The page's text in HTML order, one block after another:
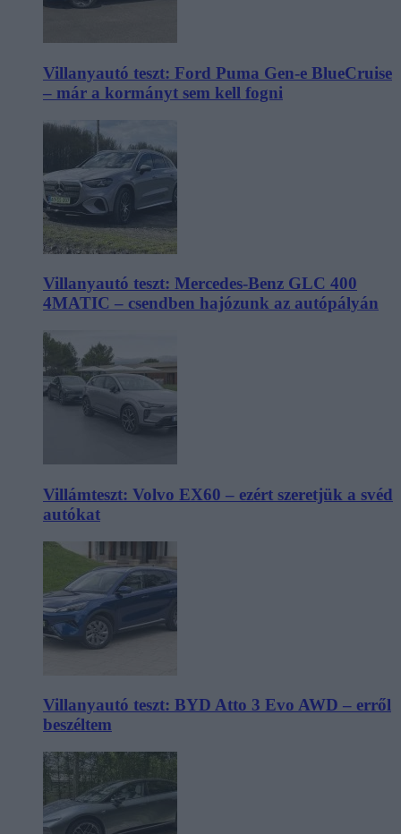
Villanyautó teszt: Ford Puma Gen-e BlueCruise
– már a kormányt sem kell fogni
Villanyautó teszt: Mercedes-Benz GLC 400
4MATIC – csendben hajózunk az autópályán
Villámteszt: Volvo EX60 – ezért szeretjük a svéd
autókat
Villanyautó teszt: BYD Atto 3 Evo AWD – erről
beszéltem